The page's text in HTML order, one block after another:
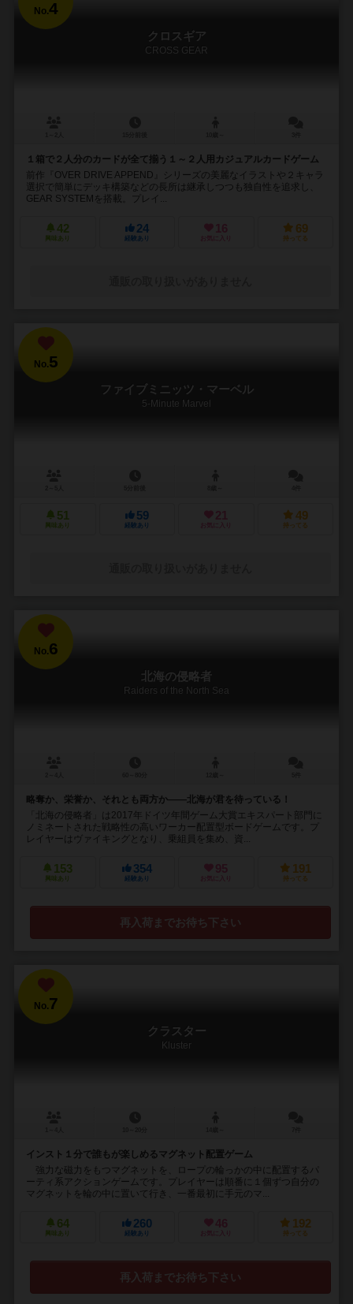
No.4
クロスギア
CROSS GEAR
１箱で２人分のカードが全て揃う１～２人用カジュアルカードゲーム
前作『OVER DRIVE APPEND』シリーズの美麗なイラストや２キャラ
選択で簡単にデッキ構築などの長所は継承しつつも独自性を追求し、
GEAR SYSTEMを搭載。プレイ...
42
興味あり
24
経験あり
16
お気に入り
69
持ってる
No.5
ファイブミニッツ・マーベル
5-Minute Marvel
51
興味あり
59
経験あり
21
お気に入り
49
持ってる
No.6
北海の侵略者
Raiders of the North Sea
略奪か、栄誉か、それとも両方か――北海が君を待っている！
「北海の侵略者」は2017年ドイツ年間ゲーム大賞エキスパート部門に
ノミネートされた戦略性の高いワーカー配置型ボードゲームです。プ
レイヤーはヴァイキングとなり、乗組員を集め、資...
153
興味あり
354
経験あり
95
お気に入り
191
持ってる
再入荷までお待ち下さい
No.7
クラスター
Kluster
インスト１分で誰もが楽しめるマグネット配置ゲーム
強力な磁力をもつマグネットを、ロープの輪っかの中に配置するパ
ーティ系アクションゲームです。プレイヤーは順番に１個ずつ自分の
マグネットを輪の中に置いて行き、一番最初に手元のマ...
64
興味あり
260
経験あり
46
お気に入り
192
持ってる
再入荷までお待ち下さい